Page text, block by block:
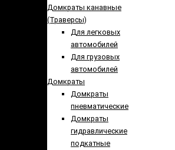
Домкраты канавные
(Траверсы)
Для легковых
автомобилей
Для грузовых
автомобилей
Домкраты
Домкраты
пневматические
Домкраты
гидравлические
подкатные